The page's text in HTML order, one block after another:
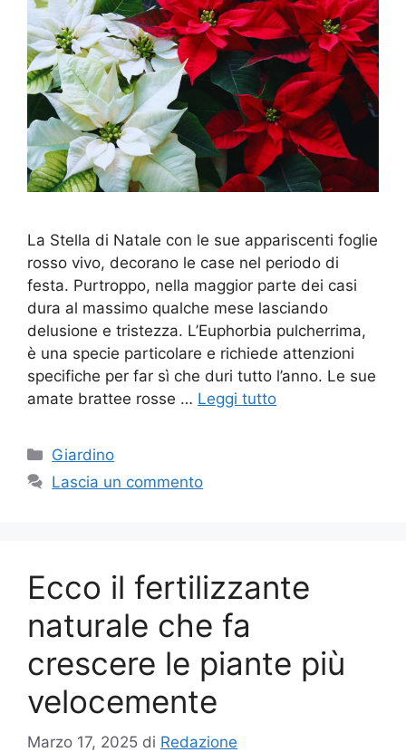
La Stella di Natale con le sue appariscenti foglie
rosso vivo, decorano le case nel periodo di
festa. Purtroppo, nella maggior parte dei casi
dura al massimo qualche mese lasciando
delusione e tristezza. L’Euphorbia pulcherrima,
è una specie particolare e richiede attenzioni
specifiche per far sì che duri tutto l’anno. Le sue
amate brattee rosse … Leggi tutto
Categorie
Giardino
Lascia un commento
Ecco il fertilizzante
naturale che fa
crescere le piante più
velocemente
Marzo 17, 2025 di Redazione